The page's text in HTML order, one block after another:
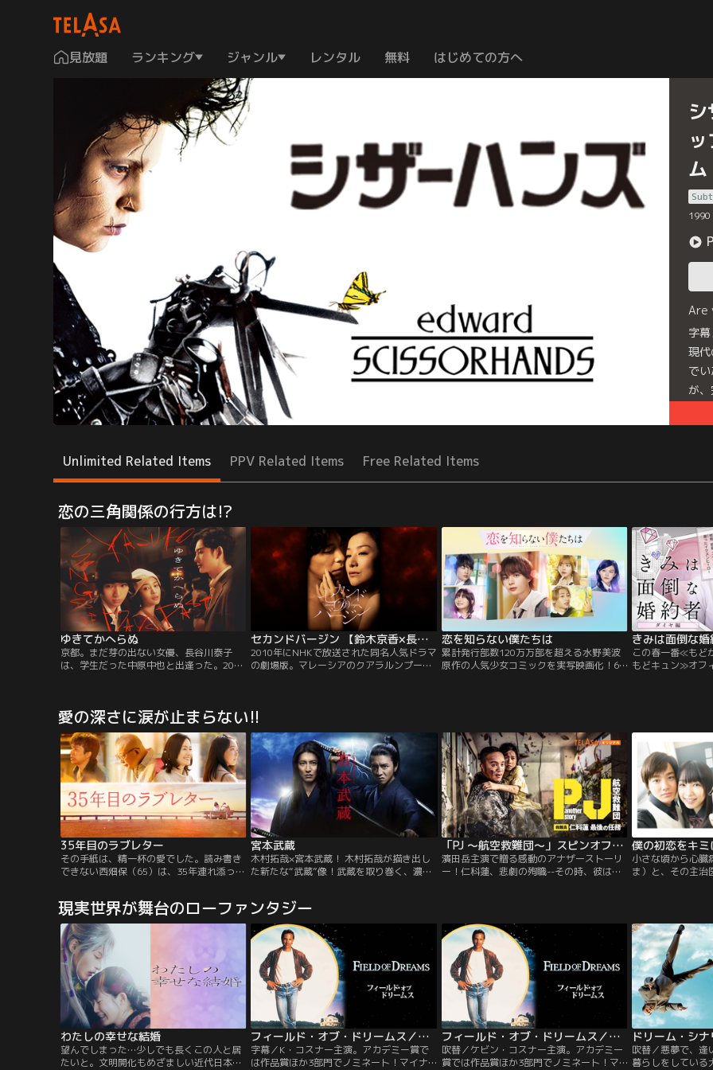
見放題 ランキング ジャンル レンタル 無料 はじめての方へ
1990
Are
字
現
で
が
の
Unlimited Related Items PPV Related Items Free Related Items
恋の三角関係の行方は!?
ゆきてかへらぬ
京都。まだ芽の出ない女優、長谷川泰子
は、学生だった中原中也と出逢った。20歳
を、小林秀雄がふいに訪れる。中也の詩人
としての才能を誰よりも知る男。中也も批
評の達人である小林に一目置かれることを
誇りに思っていた。
セカンドバージン 【鈴木京香×長谷川博己】
2010年にNHKで放送された同名人気ドラマ
の劇場版。マレーシアのクアラルンプール
恋を知らない僕たちは
累計発行部数120万万部を超える水野美波
原作の人気少女コミックを実写映画化！6
かな想いを寄せるが、泉は直彦と付き合っ
ていた。
きみは面倒な
この春一番≪もど
もどキュン≫オフ
嬢≫にして入社4
乃。婚約から3年
へ進まない…。
現れたライバル
動かす！？
愛の深さに涙が止まらない!!
35年目のラブレター
その手紙は、精一杯の愛でした。読み書き
できない西畑保（65）は、35年連れ添った
で文字を学び始める。「今日から私があな
たの手になる」と言った妻への初めてのラ
ブレターを、一字一字心を込めて書き上げ
ようとした矢先、皎子が病に倒れる。文字
に託した、二人の静かで深い愛の物語。
宮本武蔵
木村拓哉×宮本武蔵！ 木村拓哉が描き出し
た新たな“武蔵”像！武蔵を取り巻く、濃密
てやまない稀代の剣豪・宮本武蔵に木村拓
哉が挑む、2夜連続の超大作！武蔵といえ
ば“武骨”“超人”というイメージで語られる
ことが多いが、この作品で描かれるのは、
これまでの武蔵像とはまったく異なる、弱
さも脆さも抱える、愛すべき男…。自分の
弱さに苦しみ、悔しさに吠え、それでも前
進しようとあがく等身大のヒーロー・武蔵
の魂の成長を、木村が熱演。そんな武蔵の
人生と色濃く関わるキャラクターを演じる
のは、人気実力ともに抜群の豪華俳優陣！
宿命のライバル・佐々木小次郎に沢村一
樹、悲恋の相手・お通に真木よう子、心の
「PJ ～航空救難団～」スピンオフドラマ「another story 救難員・仁科蓮 最後の任務」
濱田岳主演で贈る感動のアナザーストーリ
ー！仁科蓮、悲劇の殉職--その時、彼は何
の任務≫の知られざれる裏側を描いた感動
物語！
僕の初恋をキミ
小さな頃から心臓
ま）と、その主治
との未来を信じて
【20歳まで生き
-。
現実世界が舞台のローファンタジー
わたしの幸せな結婚
望んでしまった…少しでも長くこの人と居
たいと。文明開化もめざましい近代日本。
フィールド・オブ・ドリームス／字幕【ケビン・コスナー主演】
字幕／K・コスナー主演。アカデミー賞で
は作品賞ほか3部門でノミネート！マイナ
フィールド・オブ・ドリームス／吹替【ケビン・コスナー主演】
吹替／ケビン・コスナー主演。アカデミー
賞では作品賞ほか3部門でノミネート！マ
吹替／悪夢で、逢
暮らしをしている